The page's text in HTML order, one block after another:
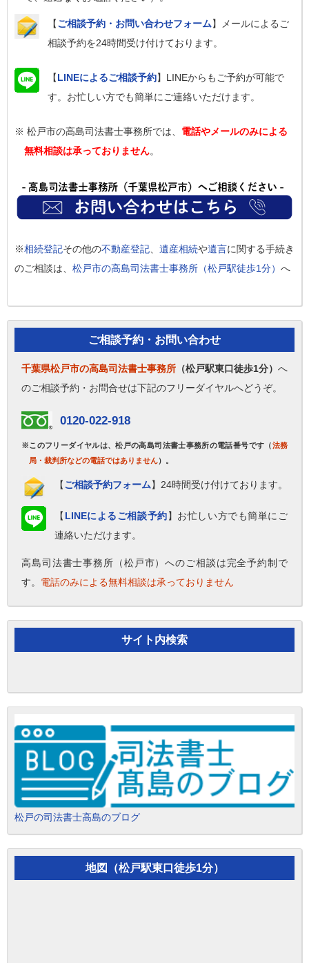
【ご相談予約・お問い合わせフォーム】メールによるご
相談予約を24時間受け付けております。
【LINEによるご相談予約】LINEからもご予約が可能で
す。お忙しい方でも簡単にご連絡いただけます。
※ 松戸市の高島司法書士事務所では、 電話やメールのみによる
無料相談は承っておりません。
※相続登記その他の不動産登記 遺産相続や遺言に関する手続き
のご相談は、 松戸市の高島司法書士事務所（松戸駅徒歩1分） へ
ご相談予約・お問い合わせ
千葉県松戸市の高島司法書士事務所 （松戸駅東口徒歩1分） へ
のご相談予約・お問合せは下記のフリーダイヤルへどうぞ。
0120-022-918
※このフリーダイヤルは、松戸の高島司法書士事務所の電話番号です（法務
局・裁判所などの電話ではありません）。
【ご相談予約フォーム】24時間受け付けております。
【 LINEによるご相談予約】お忙しい方でも簡単にご
連絡いただけます。
高島司法書士事務所（松戸市）へのご相談は完全予約制で
す。 電話のみによる無料相談は承っておりません
サイト内検索
松戸の司法書士高島のブログ
地図（松戸駅東口徒歩1分）